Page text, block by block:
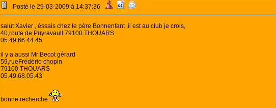
Posté le 29-03-2009 à 14:37:36
salut Xavier , éssais chez le père Bonnenfant ,il est au club je crois,
40,route de Puyravault 79100 THOUARS
05.49.66.44.45
il y a aussi Mr Becot gérard
59,rueFrédéric-chopin
79100 THOUARS
05.49.68.05.43
bonne recherche